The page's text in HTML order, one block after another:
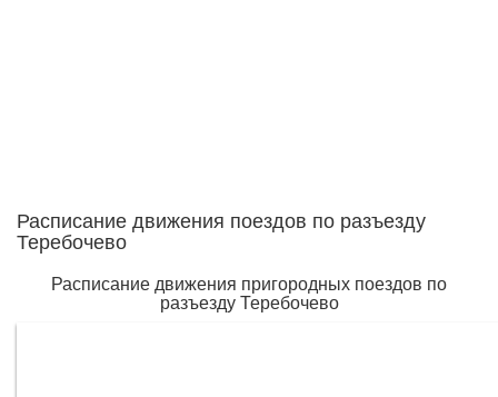
Расписание движения поездов по разъезду
Теребочево
Расписание движения пригородных поездов по
разъезду Теребочево